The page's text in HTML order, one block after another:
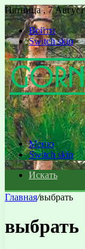
Пятница , 7
Войти
Switch skin
Меню
Switch skin
Искать
Главная/выбрать
выбрать